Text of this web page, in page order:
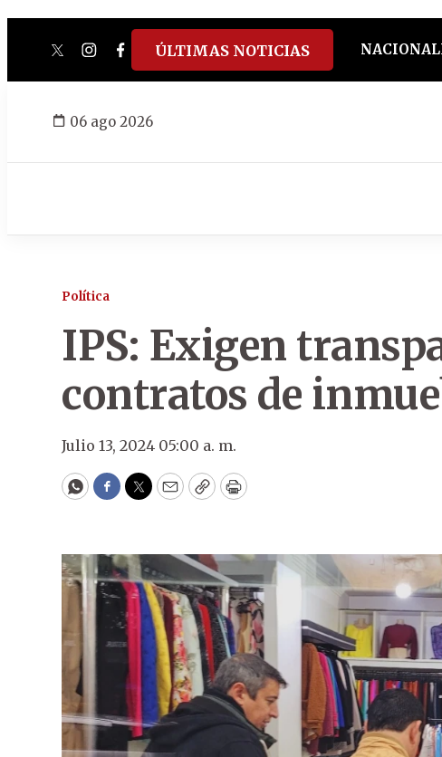
twitterinstagram
facebook
tiktokyoutube
spotify
ÚLTIMAS NOTICIAS
06 ago 2026
Política
IPS: Exigen
contratos de
Julio 13, 2024 05:00 a. m.
WhatsApp
Facebook
Twitter
EmailCopyPrint